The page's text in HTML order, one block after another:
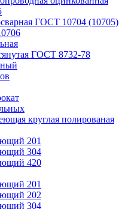
ГОСТ 10704 (10705)
ГОСТ 8732-78
круглая полированая
201
304
420
201
202
304